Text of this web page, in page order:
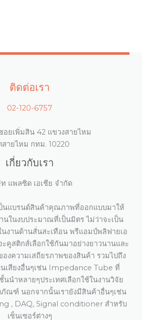
ติดต่อเรา
02-120-6757
ยเพิ่มสิน 42 แขวงสายไหม
สายไหม กทม. 10220
เกี่ยวกับเรา
แพลซิด เอเชีย จำกัด
ป็นแบรนด์สินค้าคุณภาพที่ออกแบบมาให้
นในงบประมาณที่เป็นมิตร ไม่ว่าจะเป็น
นงานด้านสั่นสะเทือน พรีแอมป์พลิฟายเอ
คูสติกส์เลือกใช้กันมาอย่างยาวนานและ
งความเสถียรภาพของสินค้า รวมไปถึง
เสียงอื่นๆเช่น Impedance Tube ที่
นำหลายๆประเทศเลือกใช้ในงานวิจัย
ณฑ์ นอกจากนั้นเรายังมีสินค้าอื่นๆเช่น
, DAQ, Signal conditioner สำหรับ
เซ็นเซอร์ต่างๆ